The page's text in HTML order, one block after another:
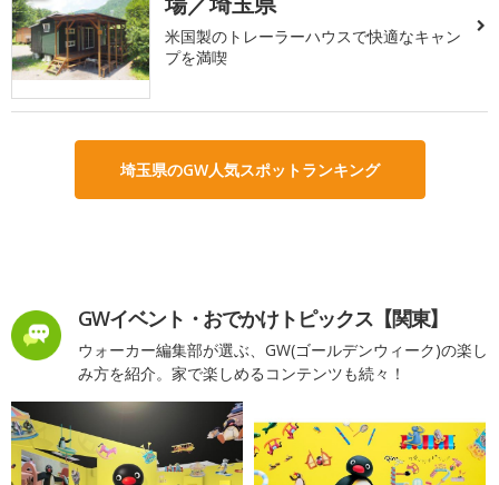
米国製のトレーラーハウスで快適なキャン
プを満喫
埼玉県のGW人気スポットランキング
GWイベント・おでかけトピックス【関東】
ウォーカー編集部が選ぶ、GW(ゴールデンウィーク)の楽し
み方を紹介。家で楽しめるコンテンツも続々！